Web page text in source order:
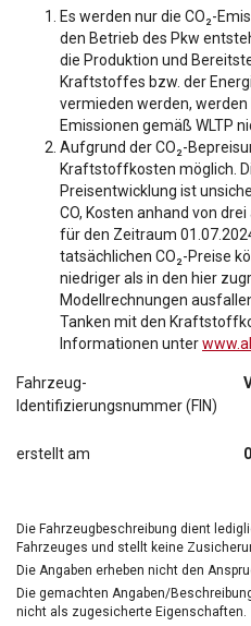
Es werden nur die CO₂-
den Betrieb des Pkw
die Produktion und
Kraftstoffes bzw. der
vermieden werden, werden
Emissionen gemäß WLTP
Aufgrund der CO₂-
Kraftstoffkosten möglich.
Preisentwicklung ist
CO, Kosten anhand von
für den Zeitraum
tatsächlichen CO₂-Preise
niedriger als in den hier
Modellrechnungen
Tanken mit den
Informationen unter
Fahrzeug-
Identifizierungsnummer (FIN)
erstellt am
Die Fahrzeugbeschreibung dient
Fahrzeuges und stellt keine
Die Angaben erheben nicht den
Die gemachten Angaben/
nicht als zugesicherte Eigenschaften.